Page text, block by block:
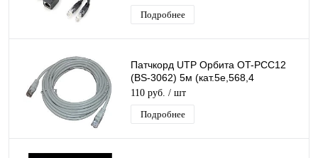
Подробнее
Патчкорд UTP Орбита OT-PCC12
(BS-3062) 5м (кат.5e,568,4
пары)/350с
110 руб. / шт
Подробнее